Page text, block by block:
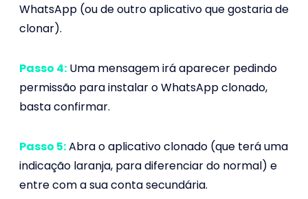
WhatsApp (ou de outro aplicativo que gostaria de
clonar).
Passo 4: Uma mensagem irá aparecer pedindo
permissão para instalar o WhatsApp clonado,
basta confirmar.
Passo 5:Abra o aplicativo clonado (que terá uma
indicação laranja, para diferenciar do normal) e
entre com a sua conta secundária.